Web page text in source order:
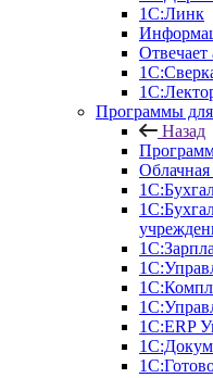
1С:Линк
Отвечает
Программы для
Назад
1С:ERP